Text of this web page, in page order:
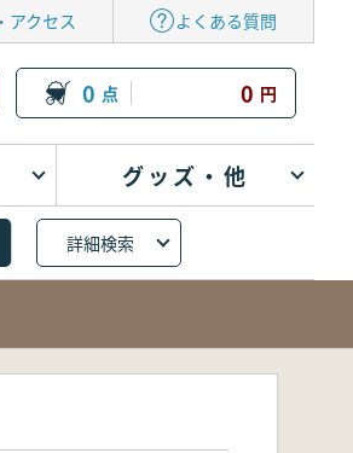
アクセス よくある質問
0 点 0 円
グッズ・他
詳細検索